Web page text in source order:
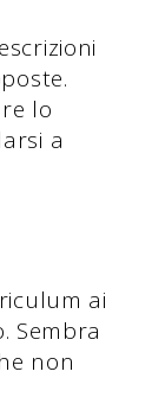
lo
a
ai
Sembra
non